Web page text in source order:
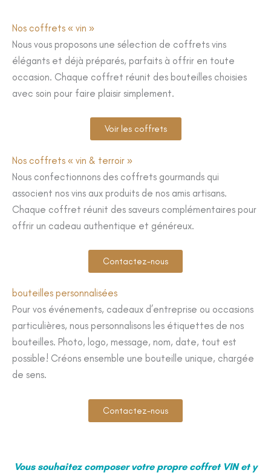
Nos coffrets « vin »
Nous vous proposons une sélection de coffrets vins
élégants et déjà préparés, parfaits à offrir en toute
occasion. Chaque coffret réunit des bouteilles choisies
avec soin pour faire plaisir simplement.
Voir les coffrets
Nos coffrets « vin & terroir »
Nous confectionnons des coffrets gourmands qui
associent nos vins aux produits de nos amis artisans.
Chaque coffret réunit des saveurs complémentaires pour
offrir un cadeau authentique et généreux.
Contactez-nous
bouteilles personnalisées
Pour vos événements, cadeaux d’entreprise ou occasions
particulières, nous personnalisons les étiquettes de nos
bouteilles. Photo, logo, message, nom, date, tout est
possible! Créons ensemble une bouteille unique, chargée
de sens.
Contactez-nous
Vous souhaitez composer votre propre coffret VIN et y